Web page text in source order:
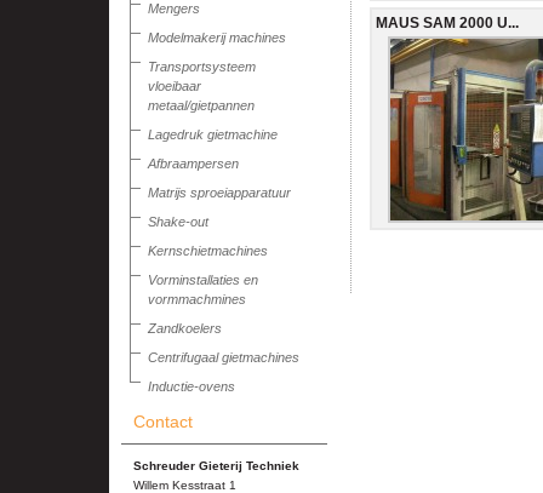
Mengers
Modelmakerij machines
Transportsysteem
vloeibaar
metaal/gietpannen
Lagedruk gietmachine
Afbraampersen
Matrijs sproeiapparatuur
Shake-out
Kernschietmachines
Vorminstallaties en
vormmachmines
Zandkoelers
Centrifugaal gietmachines
Inductie-ovens
Contact
Schreuder Gieterij Techniek
Willem Kesstraat 1
MAUS SAM 2000 U...